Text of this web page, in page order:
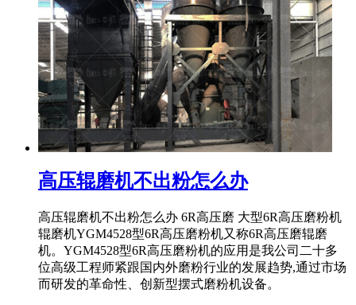
高压辊磨机不出粉怎么办
高压辊磨机不出粉怎么办 6R高压磨 大型6R高压磨粉机
辊磨机YGM4528型6R高压磨粉机又称6R高压磨辊磨
机。YGM4528型6R高压磨粉机的应用是我公司二十多
位高级工程师紧跟国内外磨粉行业的发展趋势,通过市场
而研发的革命性、创新型摆式磨粉机设备。